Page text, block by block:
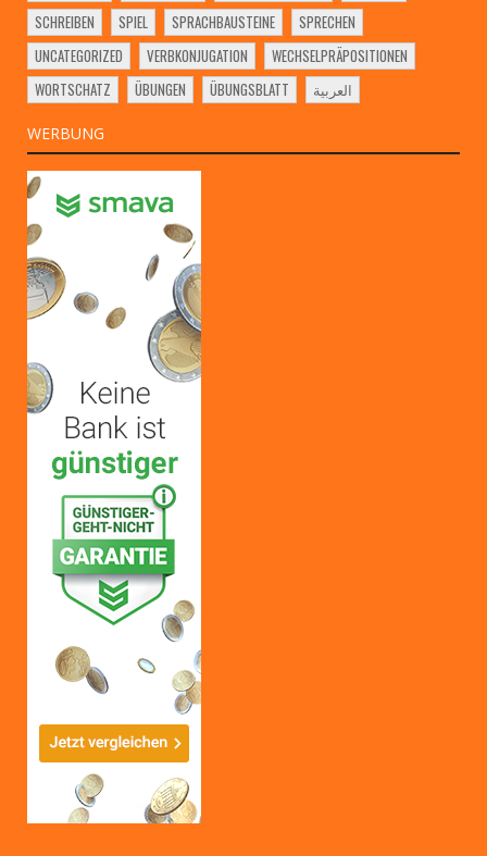
SCHREIBEN
SPIEL SPRACHBAUSTEINE
SPRECHEN
UNCATEGORIZED
VERBKONJUGATION
WECHSELPRÄPOSITIONEN
WORTSCHATZ
ÜBUNGEN ÜBUNGSBLATT العربية
WERBUNG